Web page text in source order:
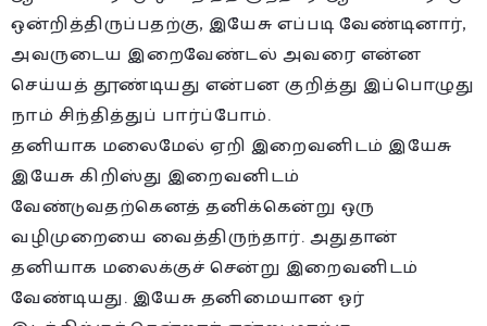
ஒன்றித்திருப்பதற்கு, இயேசு எப்படி வேண்டினார்,
அவருடைய இறைவேண்டல் அவரை என்ன
செய்யத் தூண்டியது என்பன குறித்து இப்பொழுது
நாம் சிந்தித்துப் பார்ப்போம்.
தனியாக மலைமேல் ஏறி இறைவனிடம் இயேசு
இயேசு கிறிஸ்து இறைவனிடம்
வேண்டுவதற்கெனத் தனிக்கென்று ஒரு
வழிமுறையை வைத்திருந்தார். அதுதான்
தனியாக மலைக்குச் சென்று இறைவனிடம்
வேண்டியது. இயேசு தனிமையான ஓர்